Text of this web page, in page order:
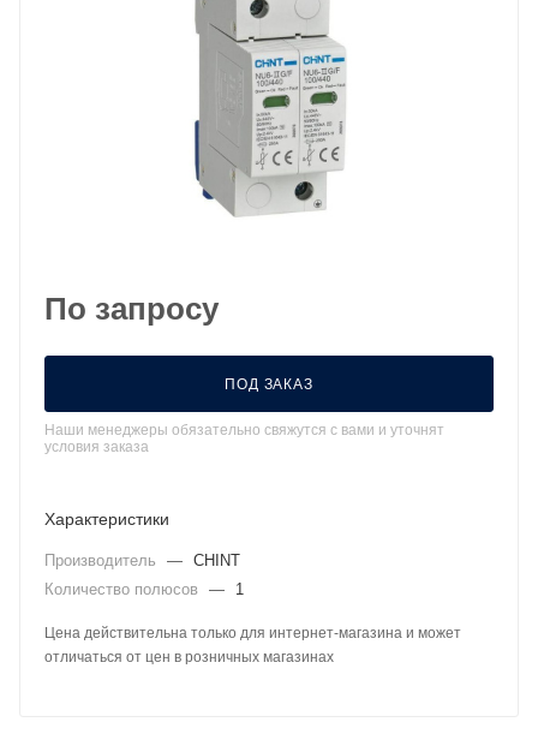
По запросу
ПОД ЗАКАЗ
Наши менеджеры обязательно свяжутся с вами и уточнят
условия заказа
Характеристики
Производитель — CHINT
Количество полюсов
— 1
Цена действительна только для интернет-магазина и может
отличаться от цен в розничных магазинах